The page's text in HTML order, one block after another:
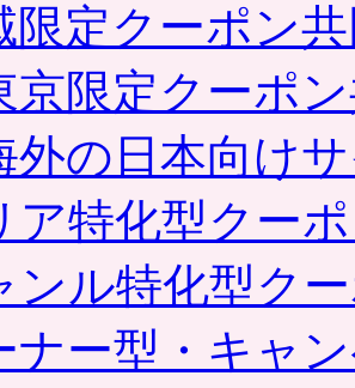
限定クーポン
京限定クーポ
外の日本向け
ア特化型クー
ンル特化型ク
ナー型・キャ